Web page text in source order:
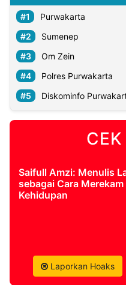
Purwakarta
Sumenep
Om Zein
Polres Purwakarta
Diskominfo
Saifull Amzi: Menulis
sebagai Cara Merekam
Kehidupan
Laporkan Hoaks